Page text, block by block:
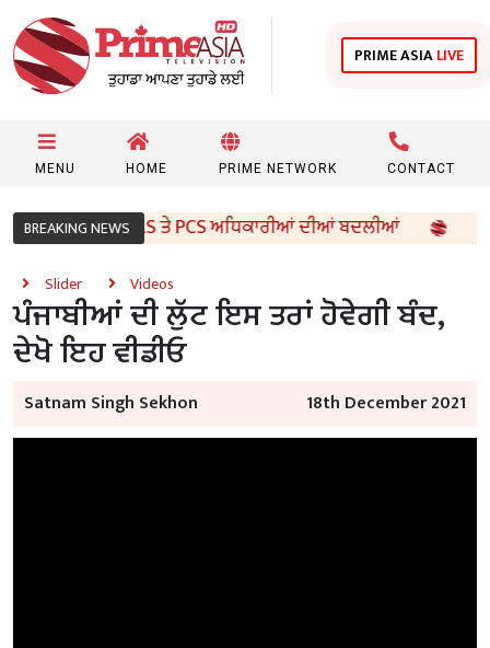
PRIME ASIALIVE
MENU HOME PRIME NETWORK CONTACT
BREAKING NEWS
ਵੱਲੋਂ 96 IAS ਤੇ PCS ਅਧਿਕਾਰੀਆਂ ਦੀਆਂ ਬਦਲੀਆਂ
Slider Videos
ਪੰਜਾਬੀਆਂ ਦੀ ਲੁੱਟ ਇਸ ਤਰਾਂ ਹੋਵੇਗੀ ਬੰਦ,
ਦੇਖੋ ਇਹ ਵੀਡੀਓ
Satnam Singh Sekhon 18th December 2021